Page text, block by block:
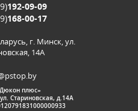
192-09-09
168-00-17
г. Минск, ул.
14А
плюс»
Стариновская, д.14А